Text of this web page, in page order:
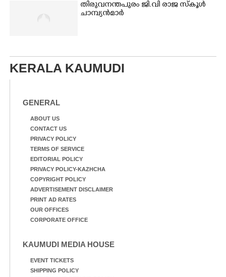
തിരുവനന്തപുരം ജി.വി രാജ സ്കൂൾ
ചാമ്പ്യൻമാർ
KERALA KAUMUDI
GENERAL
ABOUT US
CONTACT US
PRIVACY POLICY
TERMS OF SERVICE
EDITORIAL POLICY
PRIVACY POLICY-KAZHCHA
COPYRIGHT POLICY
ADVERTISEMENT DISCLAIMER
PRINT AD RATES
OUR OFFICES
CORPORATE OFFICE
KAUMUDI MEDIA HOUSE
EVENT TICKETS
SHIPPING POLICY